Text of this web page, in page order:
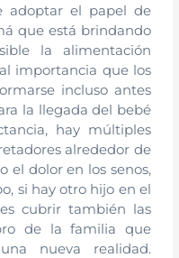
adoptar el papel de
que está brindando
la alimentación
importancia que los
incluso antes
la llegada del bebé
hay múltiples
alrededor de
el dolor en los senos,
si hay otro hijo en el
cubrir también las
de la familia que
nueva realidad.